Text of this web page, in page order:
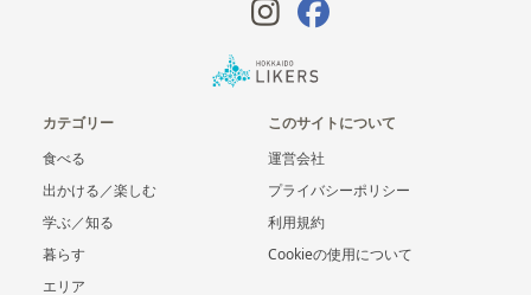
カテゴリー
食べる
出かける／楽しむ
学ぶ／知る
暮らす
エリア
このサイトについて
運営会社
プライバシーポリシー
利用規約
Cookieの使用について